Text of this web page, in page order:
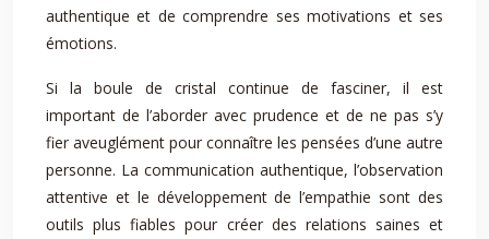
authentique et de comprendre ses motivations et ses
émotions.
Si la boule de cristal continue de fasciner, il est
important de l’aborder avec prudence et de ne pas s’y
fier aveuglément pour connaître les pensées d’une autre
personne. La communication authentique, l’observation
attentive et le développement de l’empathie sont des
outils plus fiables pour créer des relations saines et